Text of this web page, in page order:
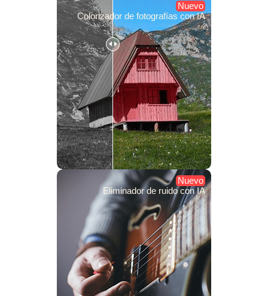
Nuevo
Colorizador de fotografías con IA
Nuevo
Eliminador de ruido con IA